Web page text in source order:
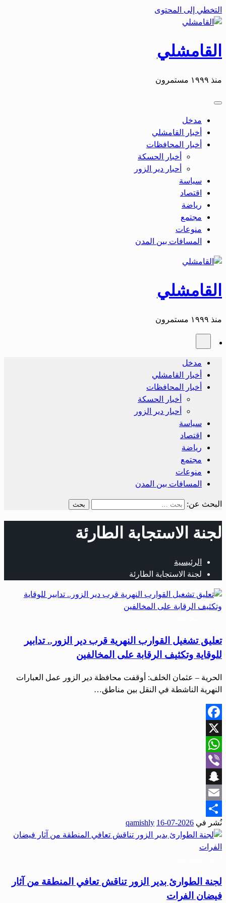
التخطي إلى المحتوى
القامشلي
منذ ١٩٩٩ مستمرون
مدخل
أخبار القامشلي
أخبار المحافظات
أخبار الحسكة
أحبار دير الزور
سياسة
اقتصاد
رياضة
مجتمع
منوعات
المسافات بين المدن
القامشلي
منذ ١٩٩٩ مستمرون
مدخل
أخبار القامشلي
أخبار المحافظات
أخبار الحسكة
أحبار دير الزور
سياسة
اقتصاد
رياضة
مجتمع
منوعات
المسافات بين المدن
البحث عن:
لجنة الاستجابة الطارئة
الرئيسية
لجنة الاستجابة الطارئة
تعليق تشغيل القوارب النهرية قرب دير الزور.. تدابير
للوقاية وتكثيف الرقابة على المخالفين
الحرية – عثمان الخلف: أوقفت محافظة دير الزور عمل العبارات
النهرية الناشطة في النقل بين مناطق…
Facebook
X
WhatsApp
Viber
Snapchat
Email
Share
نُشر في 2026-07-16
qamishly
لجنة الطوارئ بدير الزور تناقش تعافي المنطقة من آثار
فيضان الفرات